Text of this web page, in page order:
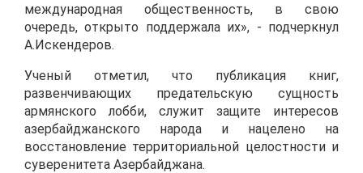
международная общественность, в свою
очередь, открыто поддержала их», - подчеркнул
А.Искендеров.
Ученый отметил, что публикация книг,
развенчивающих предательскую сущность
армянского лобби, служит защите интересов
азербайджанского народа и нацелено на
восстановление территориальной целостности и
суверенитета Азербайджана.